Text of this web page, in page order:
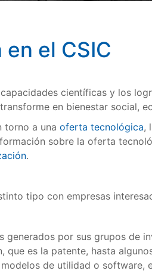
el CSIC
científicas y los
en bienestar social,
torno a una oferta tecnológica,
sobre la oferta
.
tipo con empresas
generados por sus grupos de
que es la patente, hasta
de utilidad o software,